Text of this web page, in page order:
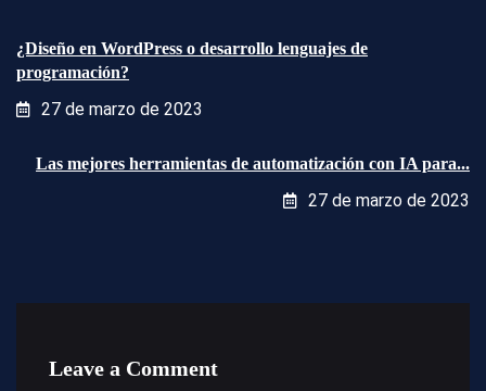
¿Diseño en WordPress o desarrollo lenguajes de
programación?
27 de marzo de 2023
Las mejores herramientas de automatización con IA para...
27 de marzo de 2023
Leave a Comment